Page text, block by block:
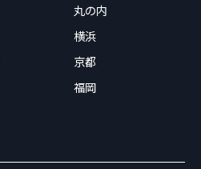
丸の内
横浜
京都
福岡